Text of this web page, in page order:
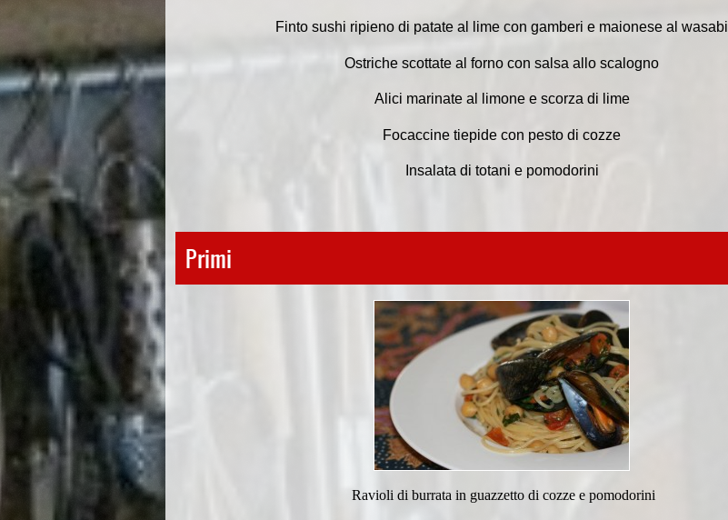
Finto sushi ripieno di patate al lime con gamberi e maionese al wasabi
Ostriche scottate al forno con salsa allo scalogno
Alici marinate al limone e scorza di lime
Focaccine tiepide con pesto di cozze
Insalata di totani e pomodorini
Primi
Ravioli di burrata in guazzetto di cozze e pomodorini